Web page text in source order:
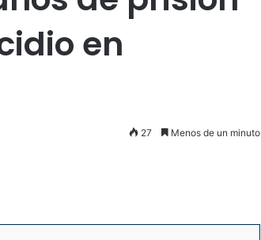
en
27 Menos de un minuto